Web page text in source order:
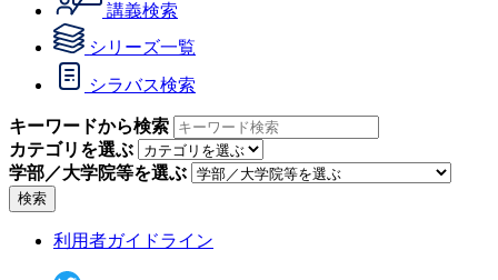
講義検索
シリーズ一覧
シラバス検索
キーワードから検索
カテゴリを選ぶ
学部／大学院等を選ぶ
検索
利用者ガイドライン